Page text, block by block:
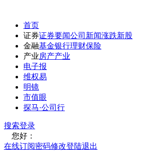
首页
证券证券要闻公司新闻涨跌新股
金融基金银行理财保险
产业房产产业
电子报
维权易
明镜
市值眼
探马·公司行
搜索登录
您好：
在线订阅密码修改登陆退出